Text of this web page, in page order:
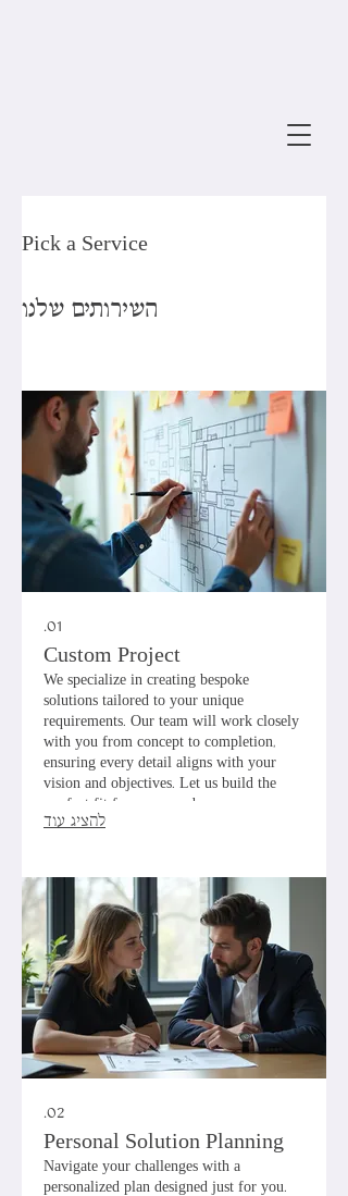
Pick a Service
השירותים שלנו
01.
Custom Project
We specialize in creating bespoke
solutions tailored to your unique
requirements. Our team will work closely
with you from concept to completion,
ensuring every detail aligns with your
vision and objectives. Let us build the
perfect fit for your needs.
להציג עוד
02.
Personal Solution Planning
Navigate your challenges with a
personalized plan designed just for you.